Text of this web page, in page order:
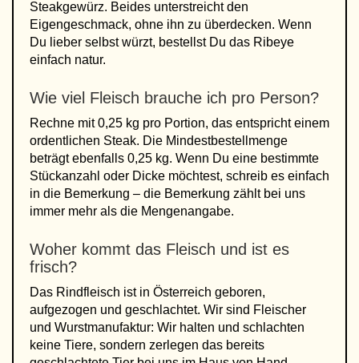
Steakgewürz. Beides unterstreicht den
Eigengeschmack, ohne ihn zu überdecken. Wenn
Du lieber selbst würzt, bestellst Du das Ribeye
einfach natur.
Wie viel Fleisch brauche ich pro Person?
Rechne mit 0,25 kg pro Portion, das entspricht einem
ordentlichen Steak. Die Mindestbestellmenge
beträgt ebenfalls 0,25 kg. Wenn Du eine bestimmte
Stückanzahl oder Dicke möchtest, schreib es einfach
in die Bemerkung – die Bemerkung zählt bei uns
immer mehr als die Mengenangabe.
Woher kommt das Fleisch und ist es
frisch?
Das Rindfleisch ist in Österreich geboren,
aufgezogen und geschlachtet. Wir sind Fleischer
und Wurstmanufaktur: Wir halten und schlachten
keine Tiere, sondern zerlegen das bereits